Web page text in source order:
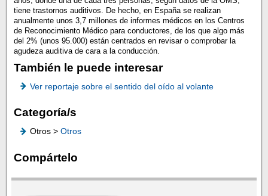
tiene trastornos auditivos. De hecho, en España se realizan
anualmente unos 3,7 millones de informes médicos en los Centros
de Reconocimiento Médico para conductores, de los que algo más
del 2% (unos 95.000) están centrados en revisar o comprobar la
agudeza auditiva de cara a la conducción.
También le puede interesar
Ver reportaje sobre el sentido del oído al volante
Categoría/s
Otros > Otros
Compártelo